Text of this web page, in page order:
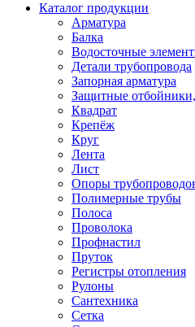
Каталог продукции
Арматура
Балка
Водосточные
Детали трубопровода
Запорная арматура
Защитные
Квадрат
Крепёж
Круг
Лента
Лист
Опоры
Полимерные трубы
Полоса
Проволока
Профнастил
Пруток
Регистры отопления
Рулоны
Сантехника
Сетка